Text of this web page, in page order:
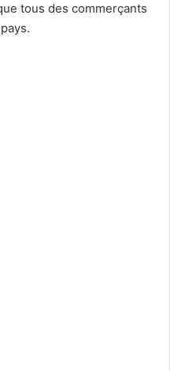
tous des commerçants